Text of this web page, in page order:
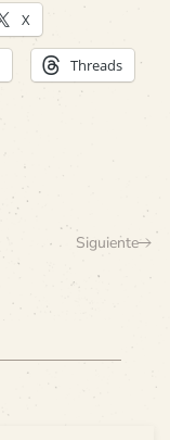
X
Threads
Siguiente